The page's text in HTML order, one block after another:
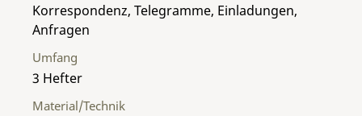
Umfang
3 Hefter
Material/Technik
Korrespondenz, Telegramme, Einladungen,
Anfragen